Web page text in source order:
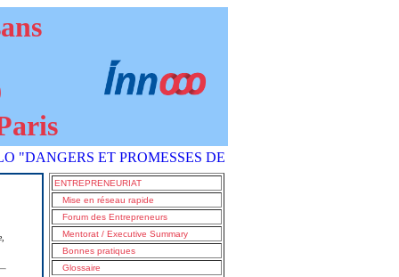
ET PROMESSES DE L'IA COMMENT S'EN SORTIR ?"
ENTREPRENEURIAT
Mise en réseau rapide
Forum des Entrepreneurs
Mentorat / Executive Summary
Bonnes pratiques
Glossaire